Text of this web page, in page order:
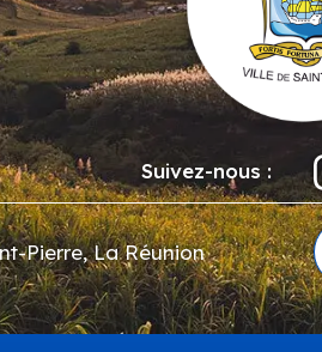
Suivez-nous :
Pierre, La Réunion